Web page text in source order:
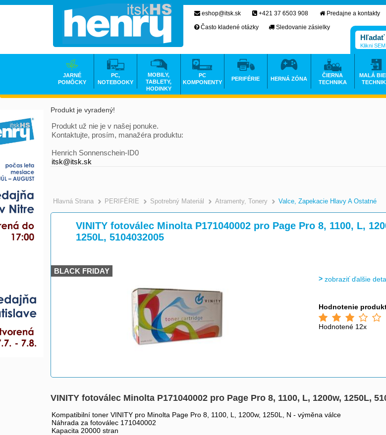
Produkt je vyradený!
Produkt už nie je v našej ponuke.
Kontaktujte, prosím, manažéra produktu:
Henrich Sonnenschein-ID0
itsk@itsk.sk
Hlavná Strana >
PERIFÉRIE >
Spotrebný Materiál >
Atramenty, Tonery >
Valce, Zapekacie Hlavy A Ostatné
VINITY fotoválec Minolta P171040002 pro Page Pro 8, 1100, L,
1250L, 5104032005
BLACK FRIDAY
zobraziť ďalšie
Hodnotenie
Hodnotené 12x
VINITY fotoválec Minolta P171040002 pro Page Pro 8, 1100, L, 1200w, 1250L,
Kompatibilní toner VINITY pro Minolta Page Pro 8, 1100, L, 1200w, 1250L, N - výměna válce
Náhrada za fotoválec 171040002
Kapacita 20000 stran
eshop@itsk.sk +421 37 6503 908
Predajne a kontakty
Často kladené otázky
Sledovanie zásielky
Klikni
JARNÉ
POMÔCKY
PC,
NOTEBOOKY
MOBILY,
TABLETY,
HODINKY
PC
KOMPONENTY
PERIFÉRIE HERNÁ ZÓNA
ČIERNA
TECHNIKA
MALÁ